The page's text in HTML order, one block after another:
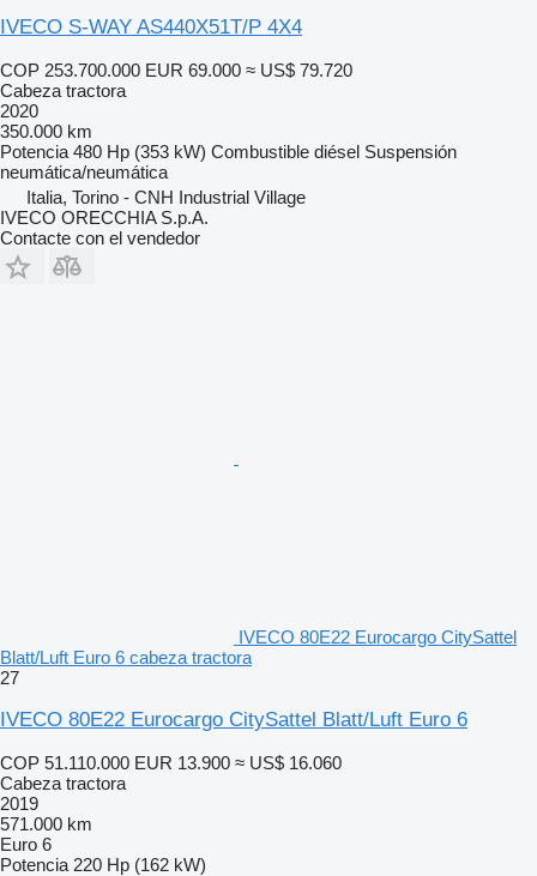
IVECO S-WAY AS440X51T/P 4X4
COP 253.700.000 EUR 69.000 ≈ US$ 79.720
Cabeza tractora
2020
350.000 km
Potencia 480 Hp (353 kW) Combustible diésel Suspensión
neumática/neumática
Italia, Torino - CNH Industrial Village
IVECO ORECCHIA S.p.A.
Contacte con el vendedor
IVECO 80E22 Eurocargo CitySattel
Blatt/Luft Euro 6 cabeza tractora
27
IVECO 80E22 Eurocargo CitySattel Blatt/Luft Euro 6
COP 51.110.000 EUR 13.900 ≈ US$ 16.060
Cabeza tractora
2019
571.000 km
Euro 6
Potencia 220 Hp (162 kW)